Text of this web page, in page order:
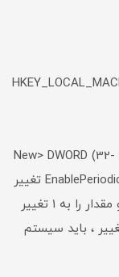
در پنل سمت راست کلیک راست کرده و گزینه New> DWORD (32-
Bit) Value را انتخاب کنید . نام را به EnablePeriodicBackup تغییر
دهید . سپس روی DWORD دوبار کلیک کرده و مقدار را به 1 تغییر
، باید سیستم